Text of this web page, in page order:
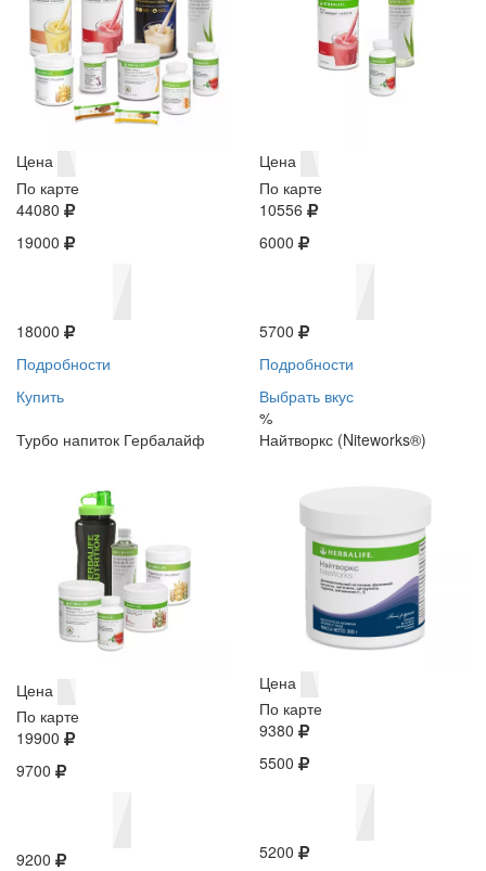
Цена
По карте
44080
19000
18000
Подробности
Купить
Цена
По карте
10556
6000
5700
Подробности
Выбрать вкус
%
Турбо напиток Гербалайф
Цена
По карте
19900
9700
9200
Найтворкс (Niteworks®)
Цена
По карте
9380
5500
5200